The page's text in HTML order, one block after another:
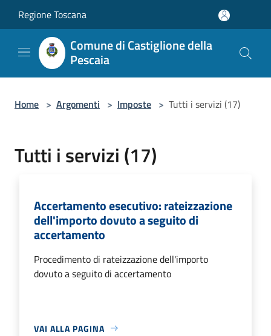
Regione Toscana
Comune di Castiglione della
Pescaia
Home > Argomenti > Imposte > Tutti i servizi (17)
Tutti i servizi (17)
Accertamento esecutivo: rateizzazione
dell'importo dovuto a seguito di
accertamento
Procedimento di rateizzazione dell'importo
dovuto a seguito di accertamento
VAI ALLA PAGINA